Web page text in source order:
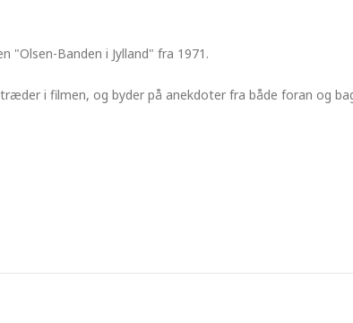
"Olsen-Banden i Jylland" fra 1971.
i filmen, og byder på anekdoter fra både foran og